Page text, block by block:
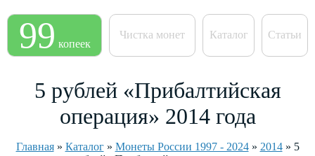
99 копеек
Чистка монет Каталог Статьи
5 рублей «Прибалтийская
операция» 2014 года
Главная» Каталог» Монеты России 1997 - 2024» 2014» 5